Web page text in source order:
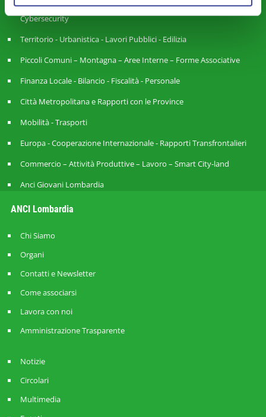
Legalità – Semplificazione – Amm. Digitale - Intelligenza Artificiale -
Cybersecurity
Territorio - Urbanistica - Lavori Pubblici - Edilizia
Piccoli Comuni – Montagna – Aree Interne – Forme Associative
Finanza Locale - Bilancio - Fiscalità - Personale
Città Metropolitana e Rapporti con le Province
Mobilità - Trasporti
Europa - Cooperazione Internazionale - Rapporti Transfrontalieri
Commercio – Attività Produttive – Lavoro – Smart City-land
Anci Giovani Lombardia
ANCI Lombardia
Chi Siamo
Organi
Contatti e Newsletter
Come associarsi
Lavora con noi
Amministrazione Trasparente
Notizie
Circolari
Multimedia